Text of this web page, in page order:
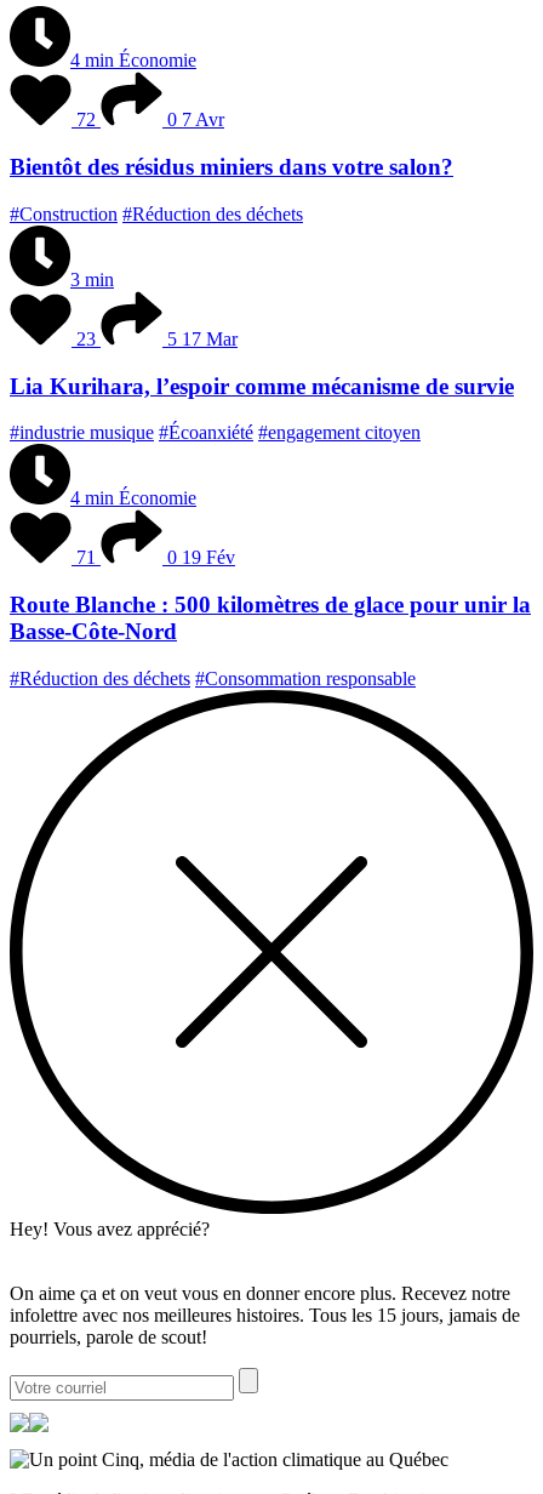
4 min Économie
72 0 7 Avr
Bientôt des résidus miniers dans votre salon?
#Construction #Réduction des déchets
3 min
23 5 17 Mar
Lia Kurihara, l’espoir comme mécanisme de survie
#industrie musique #Écoanxiété #engagement citoyen
4 min Économie
71 0 19 Fév
Route Blanche : 500 kilomètres de glace pour unir la
Basse-Côte-Nord
#Réduction des déchets #Consommation responsable
Hey! Vous avez apprécié?
On aime ça et on veut vous en donner encore plus. Recevez notre
infolettre avec nos meilleures histoires. Tous les 15 jours, jamais de
pourriels, parole de scout!